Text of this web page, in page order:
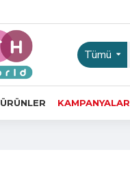
Tümü
ÜRÜNLER KAMPANYALAR